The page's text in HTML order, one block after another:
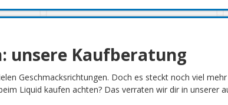
unsere Kaufberatung
Geschmacksrichtungen. Doch es steckt noch viel
Liquid kaufen achten? Das verraten wir dir in unserer